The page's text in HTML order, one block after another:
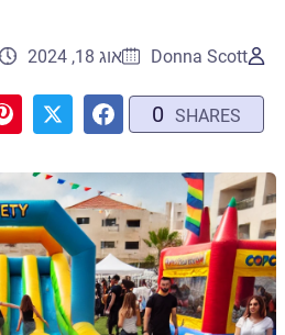
Donna Scott אוג 18, 2024
0 SHARES